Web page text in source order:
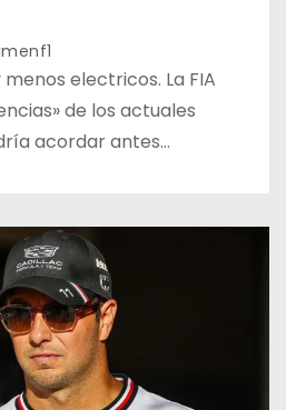
electricos. La FIA
de los actuales
acordar antes…